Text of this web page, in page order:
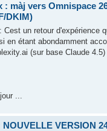
: màj vers Omnispace
DKIM)
Cest un retour d'expérience
en étant abondamment
(sur base Claude 4.5)
...
NOUVELLE VERSION